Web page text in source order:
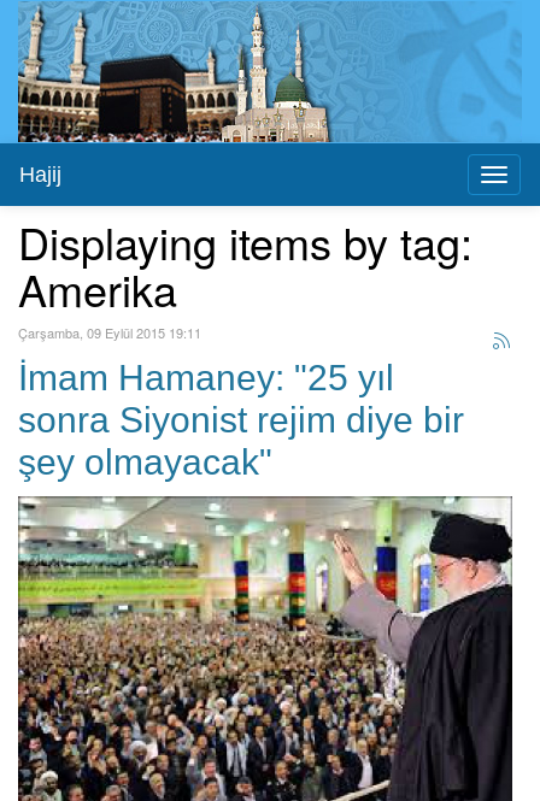
Hajij
Displaying items by tag:
Amerika
Çarşamba, 09 Eylül 2015 19:11
İmam Hamaney: "25 yıl
sonra Siyonist rejim diye bir
şey olmayacak"